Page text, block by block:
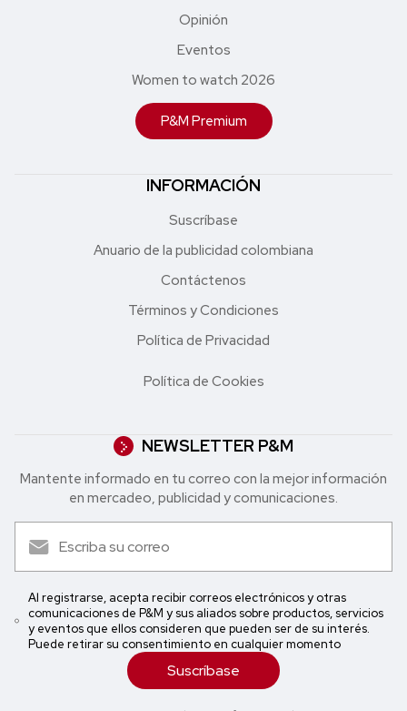
Opinión
Eventos
Women to watch 2026
P&M Premium
INFORMACIÓN
Suscríbase
Anuario de la publicidad colombiana
Contáctenos
Términos y Condiciones
Política de Privacidad
Política de Cookies
NEWSLETTER P&M
Mantente informado en tu correo con la mejor in formación
en mercadeo, publicidad y comunicaciones.
Al registrarse, acepta recibir correos electrónicos y otras
comunicaciones de P&M y sus aliados sobre productos, servicios
y eventos que ellos consideren que pueden ser de su interés.
Puede retirar su consentimiento en cualquier momento
Suscríbase